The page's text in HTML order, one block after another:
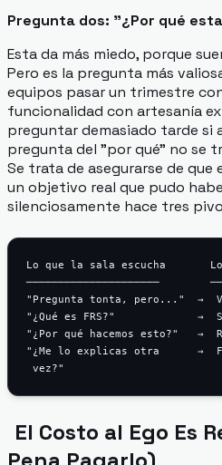
Pregunta dos: "¿Por qué
Esta da más miedo, porque
Pero es la pregunta más
equipos pasar un trimestre
funcionalidad con artesanía
preguntar demasiado tarde si
pregunta del "por qué" no se
Se trata de asegurarse de que
un objetivo real que pudo
silenciosamente hace tres
Lo que la sala escucha       Lo
─────────────────────
"Pregunta tonta, pero..."  →
"¿Qué es FRS?"             →
"¿Por qué hacemos esto?"
"¿Me lo explicas otra      →
El Costo al Ego Es